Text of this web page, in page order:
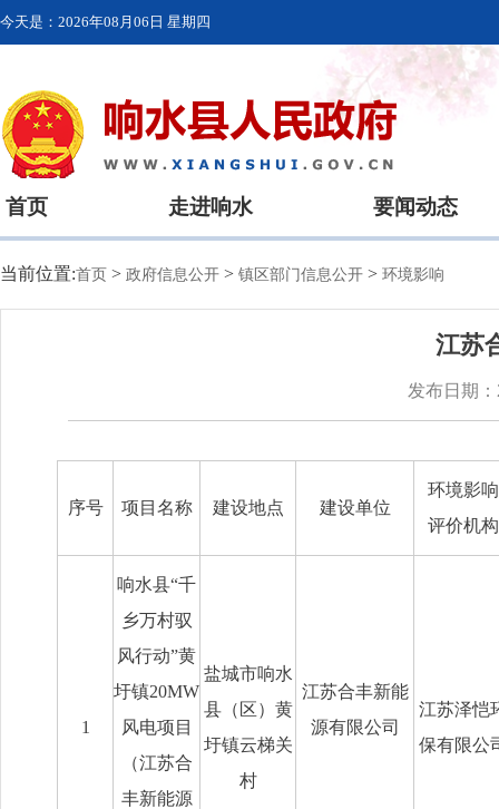
今天是： 2026年08月06日 星期四
首页 走进响水 要闻动态
当前位置:首页 > 政府信息公开 > 镇区部门信息公开 > 环境影响
江苏
发布日期
序号 项目名称 建设地点 建设单位
环境影响
评价机构
1
响水县“千
乡万村驭
风行动”黄
圩镇20MW
风电项目
（江苏合
丰新能源
盐城市响水
县（区）黄
圩镇云梯关
村
江苏合丰新能
源有限公司
江苏泽恺
保有限公